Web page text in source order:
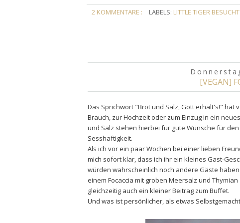
2 KOMMENTARE : LABELS: LITTLE TIGER
[VEGAN]
Das Sprichwort "Brot und Salz, Gott erhalt's!" hat
Brauch, zur Hochzeit oder zum Einzug in ein
und Salz stehen hierbei für gute Wünsche für
Sesshaftigkeit.
Als ich vor ein paar Wochen bei einer lieben
mich sofort klar, dass ich ihr ein kleines Gast-
würden wahrscheinlich noch andere Gäste
einem Focaccia mit groben Meersalz und
gleichzeitig auch ein kleiner Beitrag zum Buffet.
Und was ist persönlicher, als etwas